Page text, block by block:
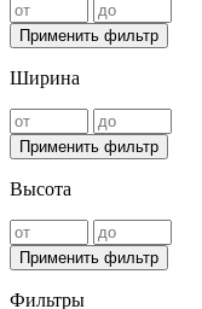
Применить фильтр
Ширина
Применить фильтр
Высота
Применить фильтр
Фильтры